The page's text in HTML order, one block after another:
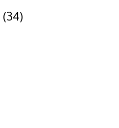
(34)